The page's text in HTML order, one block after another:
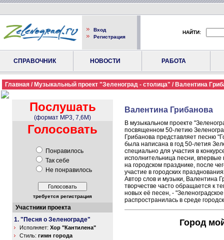
Вход
Регистрация
НАЙТИ:
СПРАВОЧНИК НОВОСТИ РАБОТА
Главная / Музыкальный проект "Зеленоград - столица" / Валентина
Послушать
(формат MP3, 7,6M)
Голосовать
Понравилось
Так себе
Не понравилось
требуется регистрация
Участники проекта
1. "Песня о Зеленограде"
Исполняет: Хор "Кантилена"
Стиль: гимн города
Валентина Грибанова
В музыкальном проекте
посвященном 50-летию
Грибанова представляет песню
была написана в год 50-летия
специально для участия в
исполнительница песни, впервые
на городском празднике, после
участие в городских
Автор слов и музыки, Валентина
творчестве часто обращается к
новых её песен, -
распространилась в среде
Город